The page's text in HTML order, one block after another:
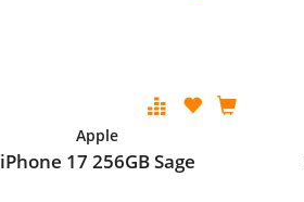
Apple
iPhone 17 256GB Sage